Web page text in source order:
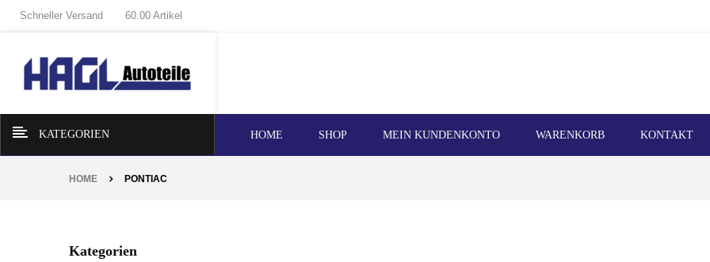
Schneller Versand 60.00 Artikel
KATEGORIEN HOME SHOP MEIN KUNDENKONTO WARENKORB KONTAKT
HOME PONTIAC
Kategorien